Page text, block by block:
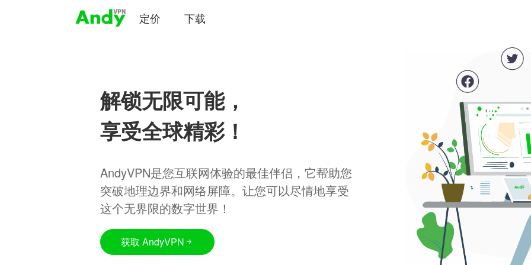
定价 下载
解锁无限可能，
享受全球精彩！
AndyVPN是您互联网体验的最佳伴侣，它帮助您
突破地理边界和网络屏障。让您可以尽情地享受
这个无界限的数字世界！
获取 AndyVPN